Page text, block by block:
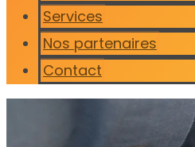
Services
Nos partenaires
Contact